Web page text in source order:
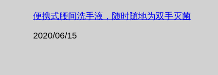
便携式腰间洗手液，随时随地为双手灭菌
2020/06/15